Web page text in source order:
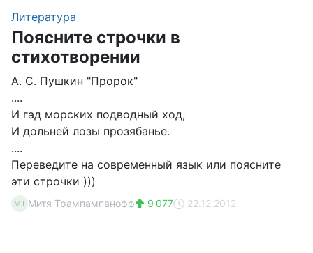
Литература
Поясните строчки в
стихотворении
А. С. Пушкин "Пророк"
....
И гад морских подводный ход,
И дольней лозы прозябанье.
....
Переведите на современный язык или поясните
эти строчки )))
МТ Митя Трампампанофф 9 077 22.12.2012